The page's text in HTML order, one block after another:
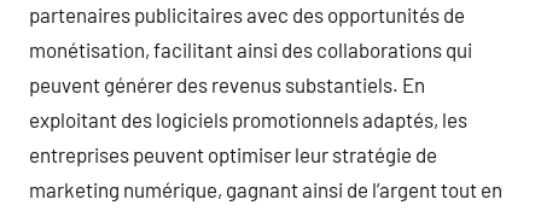
partenaires publicitaires avec des opportunités de
monétisation, facilitant ainsi des collaborations qui
peuvent générer des revenus substantiels. En
exploitant des logiciels promotionnels adaptés, les
entreprises peuvent optimiser leur stratégie de
marketing numérique, gagnant ainsi de l’argent tout en